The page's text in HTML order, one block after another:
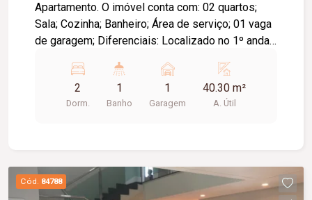
Apartamento. O imóvel conta com: 02 quartos;
Sala; Cozinha; Banheiro; Área de serviço; 01 vaga
de garagem; Diferenciais: Localizado no 1º andar,
pavimentos e sem elevador; Móveis inclusos:
rack com painel na sala, armário no hall, armários
na cozinha, fogão cooktop a gás, sugar, forno
Quadra poliesportiva; Localização privilegiada,
próxima a unidades de saúde, escola,
2
Dorm.
1
Banho
1
Garagem
40.30 m²
A. Útil
Cód. 84788